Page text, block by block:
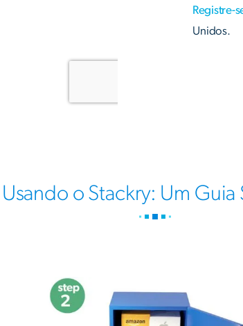
Registre-
Unidos.
Usando o Stackry: Um Guia